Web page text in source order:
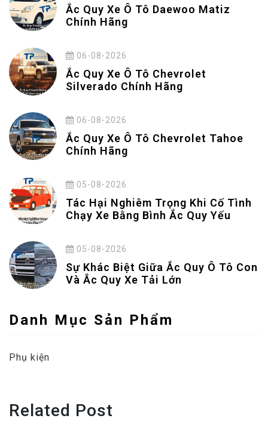
Ắc Quy Xe Ô Tô Daewoo Matiz
Chính Hãng
06-08-2026
Ắc Quy Xe Ô Tô Chevrolet
Silverado Chính Hãng
06-08-2026
Ắc Quy Xe Ô Tô Chevrolet Tahoe
Chính Hãng
05-08-2026
Tác Hại Nghiêm Trọng Khi Cố Tình
Chạy Xe Bằng Bình Ắc Quy Yếu
05-08-2026
Sự Khác Biệt Giữa Ắc Quy Ô Tô Con
Và Ắc Quy Xe Tải Lớn
Danh Mục Sản Phẩm
Phụ kiện
Related Post